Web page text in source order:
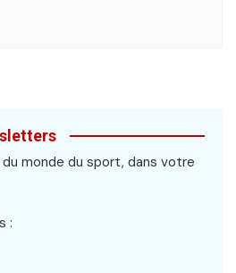
monde du sport, dans votre
: